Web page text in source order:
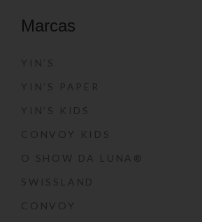
Marcas
YIN’S
YIN’S PAPER
YIN’S KIDS
CONVOY KIDS
O SHOW DA LUNA®
SWISSLAND
CONVOY